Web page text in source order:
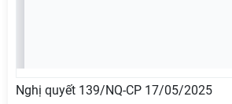
Nghị quyết 139/NQ-CP 17/05/2025